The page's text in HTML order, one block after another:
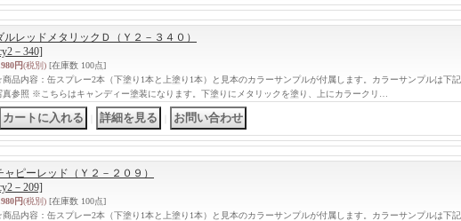
ルレッドメタリックＤ（Ｙ２－３４０）
－340]
円(税別) [在庫数 100点]
品内容：缶スプレー2本（下塗り1本と上塗り1本）と見本のカラーサンプルが付属します。カラーサンプルは下記
真参照 ※こちらはキャンディー塗装になります。下塗りにメタリックを塗り、上にカラークリ…
ャピーレッド（Ｙ２－２０９）
－209]
円(税別) [在庫数 100点]
品内容：缶スプレー2本（下塗り1本と上塗り1本）と見本のカラーサンプルが付属します。カラーサンプルは下記